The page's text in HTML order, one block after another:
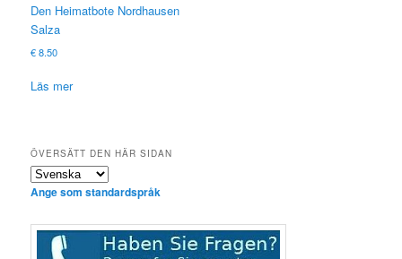
Den Heimatbote Nordhausen
Salza
€8.50
Läs mer
ÖVERSÄTT DEN HÄR SIDAN
Ange som standardspråk